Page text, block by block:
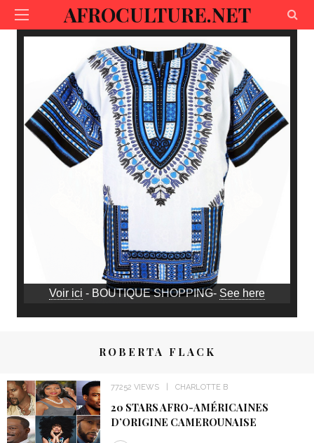
AFROCULTURE.NET
Voir ici - BOUTIQUE SHOPPING- See here
ROBERTA FLACK
77252 VIEWS CHARLOTTE B
20 STARS AFRO-AMÉRICAINES
D’ORIGINE CAMEROUNAISE